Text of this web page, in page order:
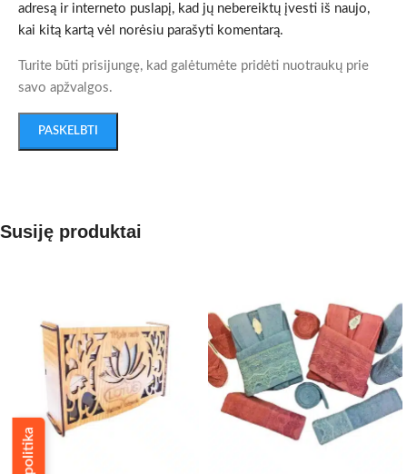
adresą ir interneto puslapį, kad jų nebereiktų įvesti iš naujo,
kai kitą kartą vėl norėsiu parašyti komentarą.
Turite būti prisijungę, kad galėtumėte pridėti nuotraukų prie
savo apžvalgos.
Susiję produktai